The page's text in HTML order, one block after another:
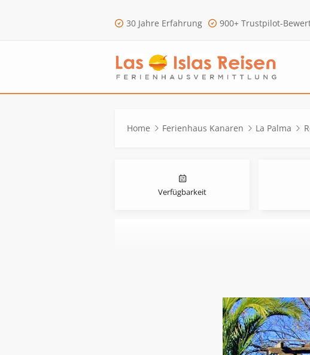
30 Jahre Erfahrung 900+ Trustpilot-
Home Ferienhaus Kanaren La Palma
Verfügbarkeit